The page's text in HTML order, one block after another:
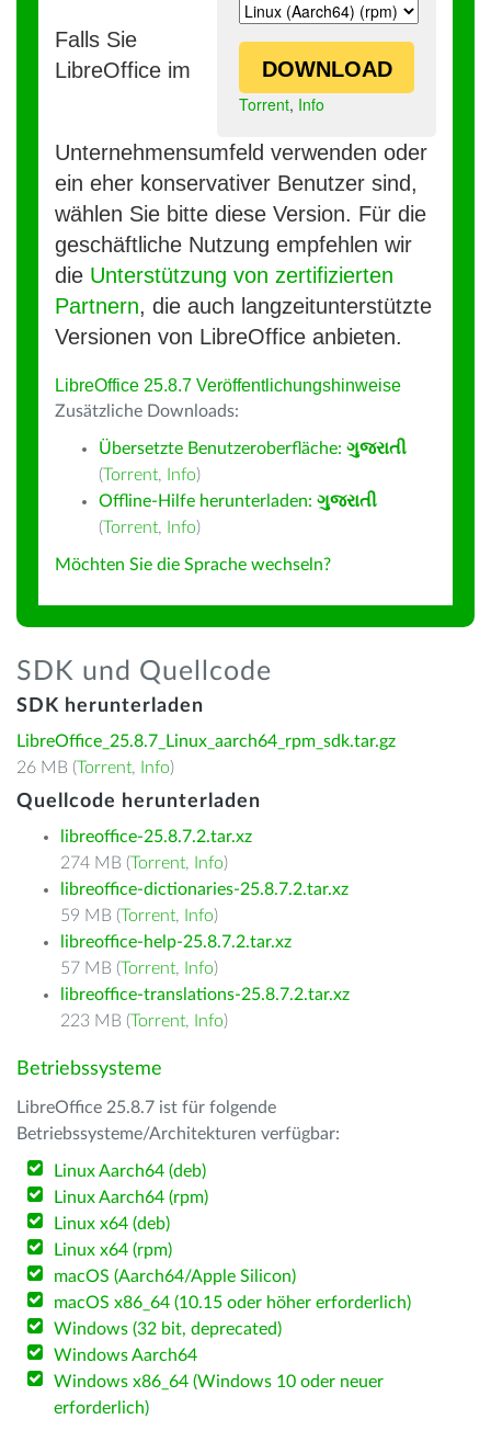
DOWNLOAD
Torrent, Info
Falls Sie
LibreOffice im
Unternehmensumfeld verwenden oder
ein eher konservativer Benutzer sind,
wählen Sie bitte diese Version. Für die
geschäftliche Nutzung empfehlen wir
die Unterstützung von zertifizierten
Partnern, die auch langzeitunterstützte
Versionen von LibreOffice anbieten.
LibreOffice 25.8.7 Veröffentlichungshinweise
Zusätzliche Downloads:
Übersetzte Benutzeroberfläche: ગુજરાતી
(Torrent, Info)
Offline-Hilfe herunterladen: ગુજરાતી
(Torrent, Info)
Möchten Sie die Sprache wechseln?
SDK und Quellcode
SDK herunterladen
LibreOffice_25.8.7_Linux_aarch64_rpm_sdk.tar.gz
26 MB (Torrent, Info)
Quellcode herunterladen
libreoffice-25.8.7.2.tar.xz
274 MB (Torrent, Info)
libreoffice-dictionaries-25.8.7.2.tar.xz
59 MB (Torrent, Info)
libreoffice-help-25.8.7.2.tar.xz
57 MB (Torrent, Info)
libreoffice-translations-25.8.7.2.tar.xz
223 MB (Torrent, Info)
Betriebssysteme
LibreOffice 25.8.7 ist für folgende
Betriebssysteme/Architekturen verfügbar:
Linux Aarch64 (deb)
Linux Aarch64 (rpm)
Linux x64 (deb)
Linux x64 (rpm)
macOS (Aarch64/Apple Silicon)
macOS x86_64 (10.15 oder höher erforderlich)
Windows (32 bit, deprecated)
Windows Aarch64
Windows x86_64 (Windows 10 oder neuer
erforderlich)